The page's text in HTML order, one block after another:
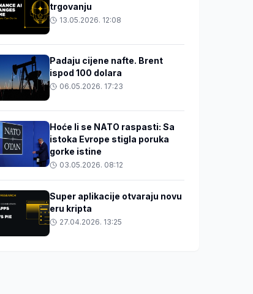
trgovanju
13.05.2026. 12:08
Padaju cijene nafte. Brent
ispod 100 dolara
06.05.2026. 17:23
Hoće li se NATO raspasti: Sa
istoka Evrope stigla poruka
gorke istine
03.05.2026. 08:12
Super aplikacije otvaraju novu
eru kripta
27.04.2026. 13:25